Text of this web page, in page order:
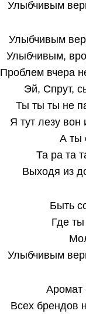
Улыбчивым
Улыбчивым
Улыбчивым,
Проблем вчера
Эй, Спрут,
Ты ты ты не
Я тут лезу вон
А ты
Та ра та
Выходя из
Быть
Где
Улыбчивым
Аромат
Всех брендов